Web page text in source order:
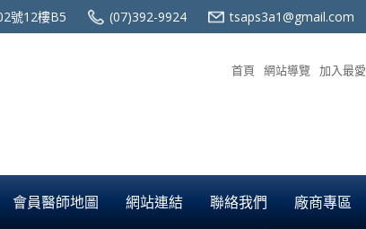
號12樓B5 (07)392-9924 tsaps3a1@gmail.com
首頁 網站導覽 加入最愛
會員醫師地圖 網站連結 聯絡我們 廠商專區